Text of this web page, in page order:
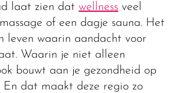
laat zien datwellness veel
of een dagje sauna. Het
leven waarin aandacht voor
Waarin je niet alleen
bouwt aan je gezondheid op
En dat maakt deze regio zo